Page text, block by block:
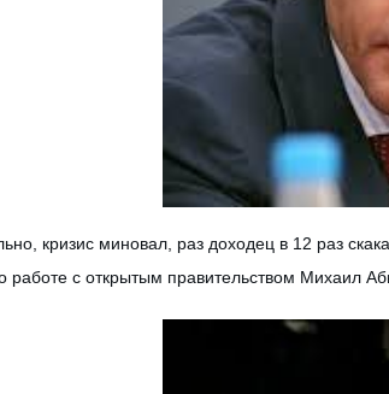
кризис миновал, раз доходец в 12 раз
работе с открытым правительством Михаил